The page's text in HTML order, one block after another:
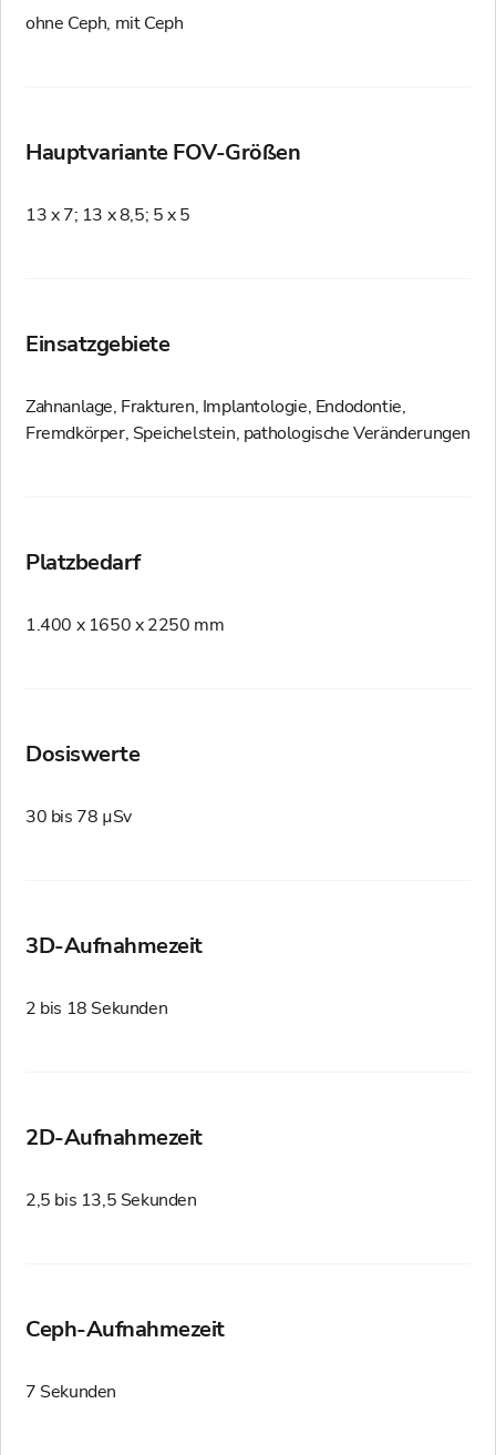
ohne Ceph, mit Ceph
Hauptvariante FOV-Größen
13 x 7; 13 x 8,5; 5 x 5
Einsatzgebiete
Zahnanlage, Frakturen, Implantologie, Endodontie,
Fremdkörper, Speichelstein, pathologische Veränderungen
Platzbedarf
1.400 x 1650 x 2250 mm
Dosiswerte
30 bis 78 µSv
3D-Aufnahmezeit
2 bis 18 Sekunden
2D-Aufnahmezeit
2,5 bis 13,5 Sekunden
Ceph-Aufnahmezeit
7 Sekunden